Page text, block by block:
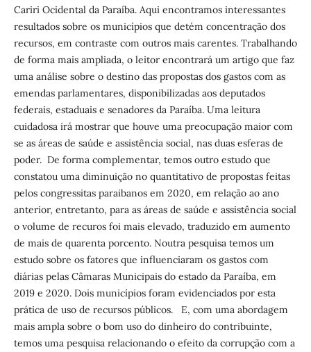
Cariri Ocidental da Paraíba. Aqui encontramos interessantes
resultados sobre os municípios que detém concentração dos
recursos, em contraste com outros mais carentes. Trabalhando
de forma mais ampliada, o leitor encontrará um artigo que faz
uma análise sobre o destino das propostas dos gastos com as
emendas parlamentares, disponibilizadas aos deputados
federais, estaduais e senadores da Paraíba. Uma leitura
cuidadosa irá mostrar que houve uma preocupação maior com
se as áreas de saúde e assistência social, nas duas esferas de
poder. De forma complementar, temos outro estudo que
constatou uma diminuição no quantitativo de propostas feitas
pelos congressitas paraibanos em 2020, em relação ao ano
anterior, entretanto, para as áreas de saúde e assistência social
o volume de recuros foi mais elevado, traduzido em aumento
de mais de quarenta porcento. Noutra pesquisa temos um
estudo sobre os fatores que influenciaram os gastos com
diárias pelas Câmaras Municipais do estado da Paraíba, em
2019 e 2020. Dois municípios foram evidenciados por esta
prática de uso de recursos públicos. E, com uma abordagem
mais ampla sobre o bom uso do dinheiro do contribuinte,
temos uma pesquisa relacionando o efeito da corrupção com a